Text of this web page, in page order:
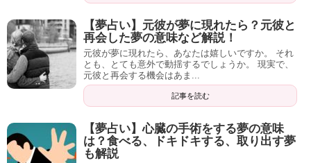
【夢占い】元彼が夢に現れたら？元彼と
再会した夢の意味など解説！
元彼が夢に現れたら、あなたは嬉しいですか。 それ
とも、とても意外で動揺するでしょうか。 現実で、
元彼と再会する機会はあま...
記事を読む
【夢占い】心臓の手術をする夢の意味
は？食べる、ドキドキする、取り出す夢
も解説